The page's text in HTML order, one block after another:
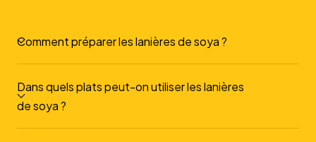
Comment préparer les lanières de soya ?
Dans quels plats peut-on utiliser les lanières
de soya ?